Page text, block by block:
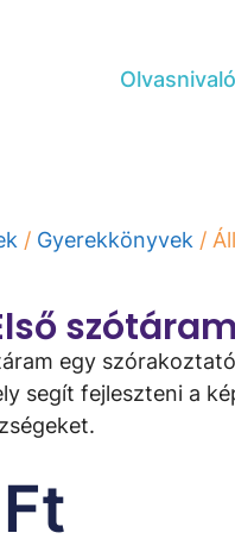
/ Gyerekkönyvek /
szótáram
egy szórakoztató
segít fejleszteni a
Ft